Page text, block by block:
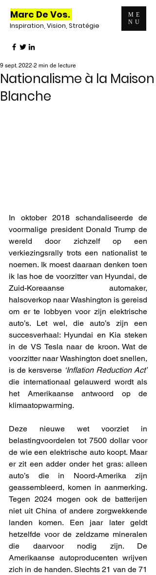
ME
NU
Marc De Vos.
Inspiration, Vision, Stratégie
Nationalisme à la Maison
Blanche
9 sept. 2022 2 min de lecture
In oktober 2018 schandaliseerde de
voormalige president Donald Trump de
wereld door zichzelf op een
verkiezingsrally trots een nationalist te
noemen. Ik moest daaraan denken toen
ik las hoe de voorzitter van Hyundai, de
Zuid-Koreaanse automaker,
halsoverkop naar Washington is gereisd
om er te lobbyen voor zijn elektrische
auto’s. Let wel, die auto’s zijn een
succesverhaal: Hyundai en Kia steken
in de VS Tesla naar de kroon. Wat de
voorzitter naar Washington doet snellen,
is de kersverse ‘Inflation Reduction Act’
die internationaal gelauwerd wordt als
het Amerikaanse antwoord op de
klimaatopwarming.
Deze nieuwe wet voorziet in
belastingvoordelen tot 7500 dollar voor
de wie een elektrische auto koopt. Maar
er zit een adder onder het gras: alleen
auto’s die in Noord-Amerika zijn
geassembleerd, komen in aanmerking.
Tegen 2024 mogen ook de batterijen
niet uit China of andere zorgwekkende
landen komen. Een jaar later geldt
hetzelfde voor de zeldzame mineralen
die daarvoor nodig zijn. De
Amerikaanse autoproducenten wrijven
zich in de handen. Slechts 21 van de 71